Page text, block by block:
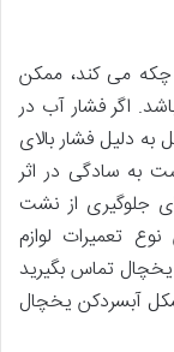
چکه می کند، ممکن
اگر فشار آب در
دلیل فشار بالای
به سادگی در اثر
جلوگیری از نشت
تعمیرات لوازم
یخچال تماس بگیرید
آبسردکن یخچال